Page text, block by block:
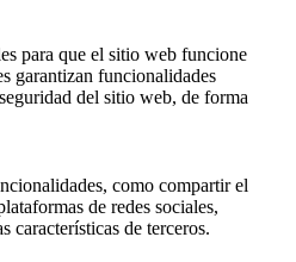
para que el sitio web funcione
garantizan funcionalidades
del sitio web, de forma
como compartir el
de redes sociales,
características de terceros.